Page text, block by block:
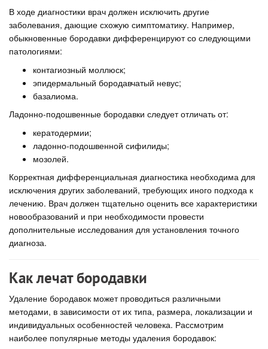
В ходе диагностики врач должен исключить другие
заболевания, дающие схожую симптоматику. Например,
обыкновенные бородавки дифференцируют со следующими
патологиями:
контагиозный моллюск;
эпидермальный бородавчатый невус;
базалиома.
Ладонно-подошвенные бородавки следует отличать от:
кератодермии;
ладонно-подошвенной сифилиды;
мозолей.
Корректная дифференциальная диагностика необходима для
исключения других заболеваний, требующих иного подхода к
лечению. Врач должен тщательно оценить все характеристики
новообразований и при необходимости провести
дополнительные исследования для установления точного
диагноза.
Как лечат бородавки
Удаление бородавок может проводиться различными
методами, в зависимости от их типа, размера, локализации и
индивидуальных особенностей человека. Рассмотрим
наиболее популярные методы удаления бородавок: